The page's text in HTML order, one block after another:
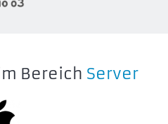
Bereich Server